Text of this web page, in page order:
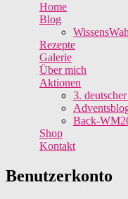
Home
Blog
Rezepte
Galerie
Über mich
Aktionen
3.
Back-
Shop
Kontakt
Benutzerkonto